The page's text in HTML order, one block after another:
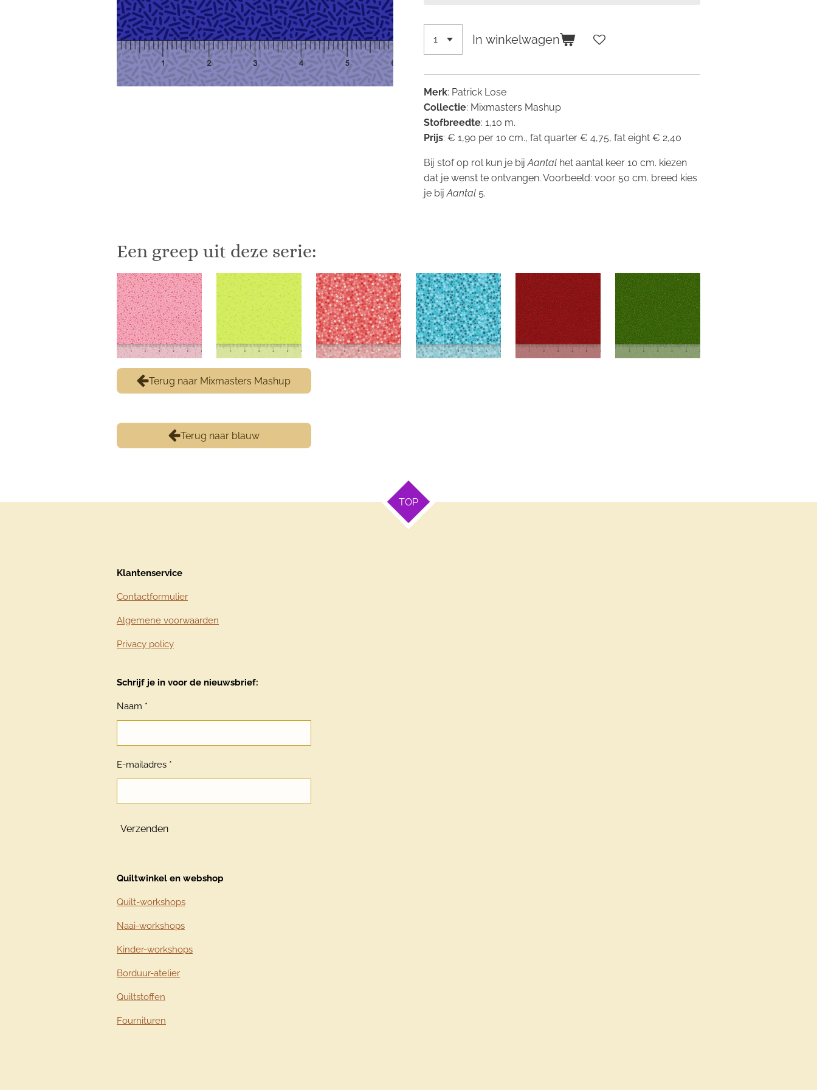
In winkelwagen
Merk: Patrick Lose
Collectie: Mixmasters Mashup
Stofbreedte: 1,10 m.
Prijs: € 1,90 per 10 cm., fat quarter € 4,75, fat eight € 2,40
Bij stof op rol kun je bijAantal het aantal keer 10 cm. kiezen
dat je wenst te ontvangen. Voorbeeld: voor 50 cm. breed kies
je bijAantal 5.
Een greep uit deze serie:
Terug naar Mixmasters Mashup
Terug naar blauw
TOP
Klantenservice
Contactformulier
Algemene voorwaarden
Privacy policy
Schrijf je in voor de nieuwsbrief:
Naam *
E-mailadres *
Verzenden
Quiltwinkel en webshop
Quilt-workshops
Naai-workshops
Kinder-workshops
Borduur-atelier
Quiltstoffen
Fournituren